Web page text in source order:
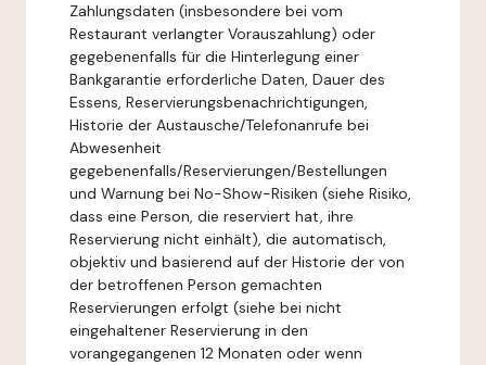
Zahlungsdaten (insbesondere bei vom
Restaurant verlangter Vorauszahlung) oder
gegebenenfalls für die Hinterlegung einer
Bankgarantie erforderliche Daten, Dauer des
Essens, Reservierungsbenachrichtigungen,
Historie der Austausche/Telefonanrufe bei
Abwesenheit
gegebenenfalls/Reservierungen/Bestellungen
und Warnung bei No-Show-Risiken (siehe Risiko,
dass eine Person, die reserviert hat, ihre
Reservierung nicht einhält), die automatisch,
objektiv und basierend auf der Historie der von
der betroffenen Person gemachten
Reservierungen erfolgt (siehe bei nicht
eingehaltener Reservierung in den
vorangegangenen 12 Monaten oder wenn